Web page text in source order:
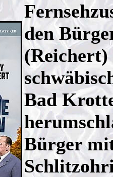
den
(Reichert)
Bad
Bürger